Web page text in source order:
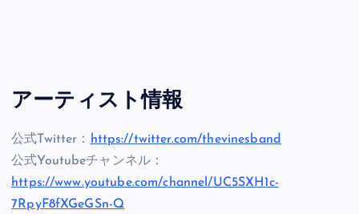
アーティスト情報
公式Twitter：
https://twitter.com/thevinesband
公式Youtubeチャンネル：
https://www.youtube.com/channel/UC5SXH1c-
7RpyF8fXGeGSn-Q